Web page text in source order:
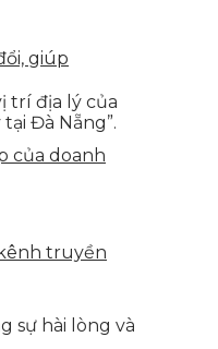
giúp
của doanh
truyền
trí địa lý của
Đà Nẵng”.
sự hài lòng và